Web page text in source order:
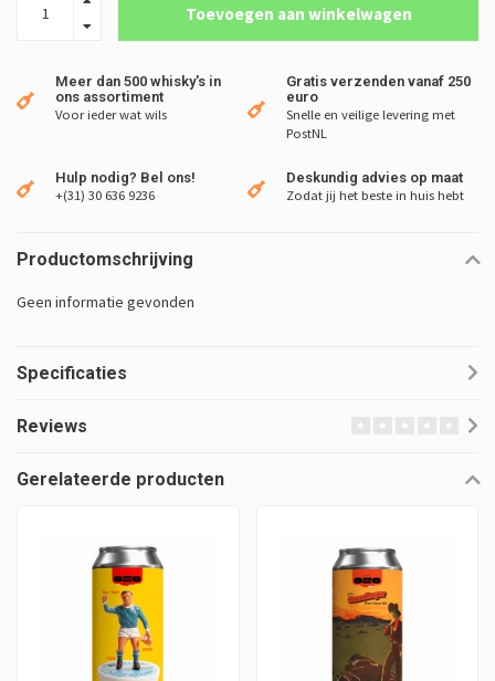
Toevoegen aan winkelwagen
Meer dan 500 whisky's in
ons assortiment
Voor ieder wat wils
Gratis verzenden vanaf 250
euro
Snelle en veilige levering met
PostNL
Hulp nodig? Bel ons!
+(31) 30 636 9236
Deskundig advies op maat
Zodat jij het beste in huis hebt
Productomschrijving
Geen informatie gevonden
Specificaties
Reviews
Gerelateerde producten